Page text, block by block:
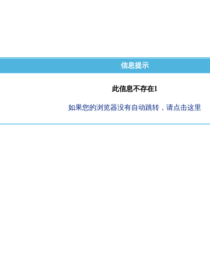
信息提示
此信息不存在1
如果您的浏览器没有自动跳转，请点击这里